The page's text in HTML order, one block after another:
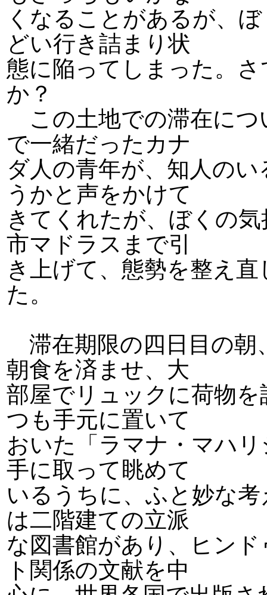
くなることがあるが、
どい行き詰まり状
態に陥ってしまった。
か？
この土地での滞在につ
で一緒だったカナ
ダ人の青年が、知人の
うかと声をかけて
きてくれたが、ぼくの
市マドラスまで引
き上げて、態勢を整え
た。
滞在期限の四日目の朝
朝食を済ませ、大
部屋でリュックに荷物
つも手元に置いて
おいた「ラマナ・マハ
手に取って眺めて
いるうちに、ふと妙な
は二階建ての立派
な図書館があり、ヒン
ト関係の文献を中